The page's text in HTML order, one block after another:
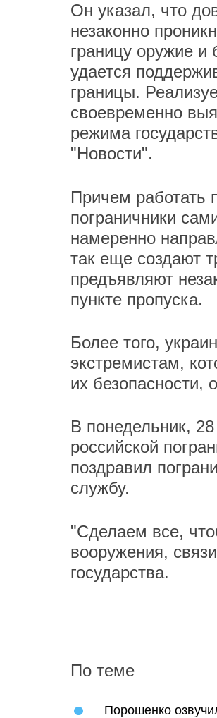
Он указал, что
незаконно
границу оружие и
удается
границы.
своевременно
режима
"Новости".
Причем работать
пограничники
намеренно
так еще создают
предъявляют
пункте пропуска.
Более того,
экстремистам,
их безопасности,
В понедельник,
российской
поздравил
службу.
"Сделаем все,
вооружения,
государства.
По теме
Порошенко